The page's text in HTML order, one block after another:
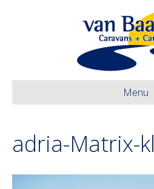
Menu
adria-Matrix-kl